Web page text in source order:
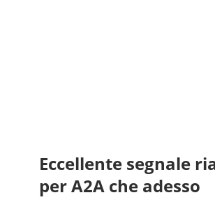
Eccellente segnale
per A2A che adesso